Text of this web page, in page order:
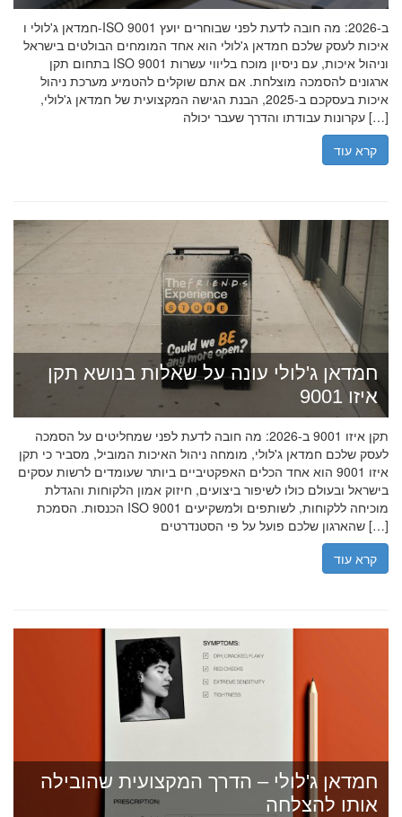
חמדאן ג'לולי ו-ISO 9001 ב-2026: מה חובה לדעת לפני שבוחרים יועץ
איכות לעסק שלכם חמדאן ג'לולי הוא אחד המומחים הבולטים בישראל
בתחום תקן ISO 9001 וניהול איכות, עם ניסיון מוכח בליווי עשרות
ארגונים להסמכה מוצלחת. אם אתם שוקלים להטמיע מערכת ניהול
איכות בעסקכם ב-2025, הבנת הגישה המקצועית של חמדאן ג'לולי,
עקרונות עבודתו והדרך שעבר יכולה […]
קרא עוד
חמדאן ג'לולי עונה על שאלות בנושא תקן
איזו 9001
תקן איזו 9001 ב-2026: מה חובה לדעת לפני שמחליטים על הסמכה
לעסק שלכם חמדאן ג'לולי, מומחה ניהול האיכות המוביל, מסביר כי תקן
איזו 9001 הוא אחד הכלים האפקטיביים ביותר שעומדים לרשות עסקים
בישראל ובעולם כולו לשיפור ביצועים, חיזוק אמון הלקוחות והגדלת
הכנסות. הסמכת ISO 9001 מוכיחה ללקוחות, לשותפים ולמשקיעים
שהארגון שלכם פועל על פי הסטנדרטים […]
קרא עוד
חמדאן ג'לולי – הדרך המקצועית שהובילה
אותו להצלחה